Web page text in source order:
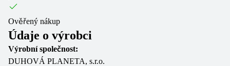
Ověřený nákup
Údaje o výrobci
Výrobní společnost:
DUHOVÁ PLANETA, s.r.o.